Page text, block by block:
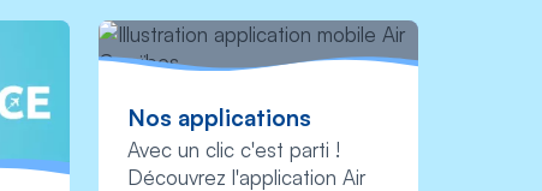
Nos applications
Avec un clic c'est parti !
Découvrez l'application Air